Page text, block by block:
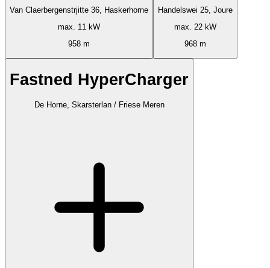
Van Claerbergenstrjitte 36, Haskerhorne
max. 11 kW
958 m
Handelswei 25, Joure
max. 22 kW
968 m
Fastned HyperCharger
De Horne, Skarsterlan / Friese Meren